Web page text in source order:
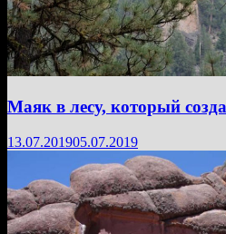
Маяк в лесу, который
13.07.201905.07.2019